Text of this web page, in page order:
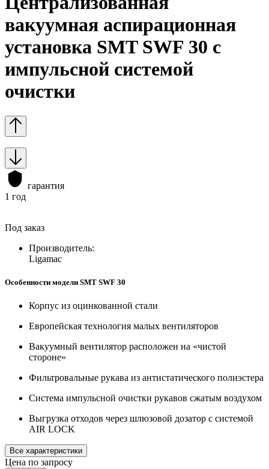
вакуумная аспирационная
установка SMT SWF 30 с
импульсной системой
очистки
гарантия
1 год
Под заказ
Производитель:
Ligamac
Особенности модели SMT SWF 30
Корпус из оцинкованной стали
Европейская технология малых вентиляторов
Вакуумный вентилятор расположен на «чистой
стороне»
Фильтровальные рукава из антистатического полиэстера
Система импульсной очистки рукавов сжатым воздухом
Выгрузка отходов через шлюзовой дозатор с системой
AIR LOCK
Все характеристики
Цена по запросу